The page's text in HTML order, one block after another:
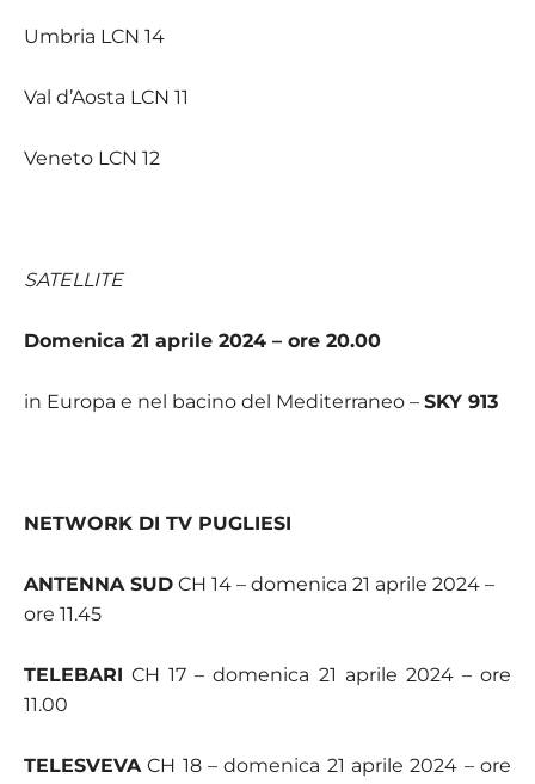
Umbria LCN 14
Val d’Aosta LCN 11
Veneto LCN 12
SATELLITE
Domenica 21 aprile 2024 – ore 20.00
in Europa e nel bacino del Mediterraneo – SKY 913
NETWORK DI TV PUGLIESI
ANTENNA SUD CH 14 – domenica 21 aprile 2024 –
ore 11.45
TELEBARI CH 17 – domenica 21 aprile 2024 – ore
11.00
TELESVEVA CH 18 – domenica 21 aprile 2024 – ore